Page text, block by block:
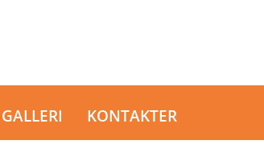
GALLERI KONTAKTER